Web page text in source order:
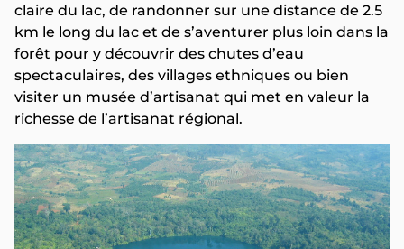
claire du lac, de randonner sur une distance de 2.5
km le long du lac et de s’aventurer plus loin dans la
forêt pour y découvrir des chutes d’eau
spectaculaires, des villages ethniques ou bien
visiter un musée d’artisanat qui met en valeur la
richesse de l’artisanat régional.